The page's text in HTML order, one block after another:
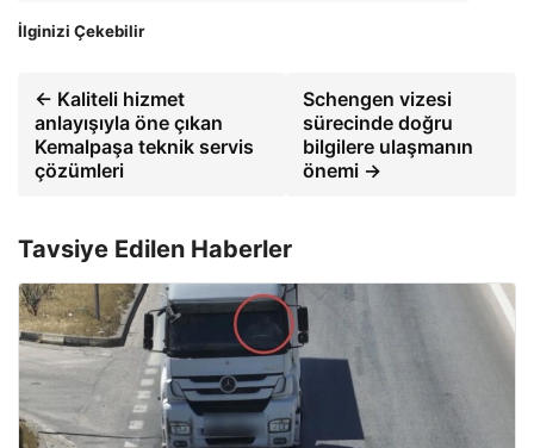
İlginizi Çekebilir
← Kaliteli hizmet
anlayışıyla öne çıkan
Kemalpaşa teknik servis
çözümleri
Schengen vizesi
sürecinde doğru
bilgilere ulaşmanın
önemi →
Tavsiye Edilen Haberler